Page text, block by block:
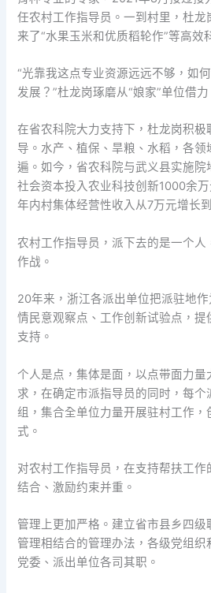
任农村工作指导员。一到村里，杜龙
来了“水果玉米和优质稻轮作”等高效
“光靠我这点专业资源远远不够，如
发展？”杜龙岗琢磨从“娘家”单位借力
在省农科院大力支持下，杜龙岗积极
导。水产、植保、旱粮、水稻，各
遍。如今，省农科院与武义县实施
社会资本投入农业科技创新1000余
年内村集体经营性收入从7万元增长
农村工作指导员，派下去的是一个人
作战。
20年来，浙江各派出单位把派驻地
情民意观察点、工作创新试验点，提
支持。
个人是点，集体是面，以点带面力量
求，在确定市派指导员的同时，每
组，集合全单位力量开展驻村工作，
式。
对农村工作指导员，在支持帮扶工
结合、激励约束并重。
管理上更加严格。建立省市县乡四
管理相结合的管理办法，各级党组
党委、派出单位各司其职。